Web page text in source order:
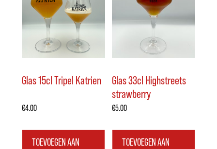
Glas 15cl Tripel Katrien
€4.00
TOEVOEGEN AAN
Glas 33cl Highstreets
strawberry
€5.00
TOEVOEGEN AAN